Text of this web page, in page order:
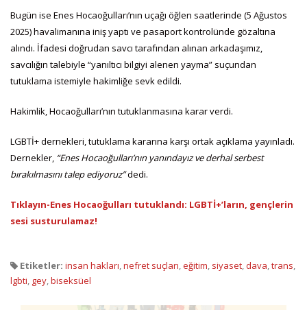
Bugün ise Enes Hocaoğulları’nın uçağı öğlen saatlerinde (5 Ağustos
2025) havalimanına iniş yaptı ve pasaport kontrolünde gözaltına
alındı. İfadesi doğrudan savcı tarafından alınan arkadaşımız,
savcılığın talebiyle “yanıltıcı bilgiyi alenen yayma” suçundan
tutuklama istemiyle hakimliğe sevk edildi.
Hakimlik, Hocaoğulları’nın tutuklanmasına karar verdi.
LGBTİ+ dernekleri, tutuklama kararına karşı ortak açıklama yayınladı.
Dernekler, “Enes Hocaoğulları’nın yanındayız ve derhal serbest
bırakılmasını talep ediyoruz”dedi.
Tıklayın-Enes Hocaoğulları tutuklandı: LGBTİ+’ların, gençlerin
sesi susturulamaz!
Etiketler: insan hakları,nefret suçları,eğitim, siyaset,dava,trans,
lgbti, gey,biseksüel